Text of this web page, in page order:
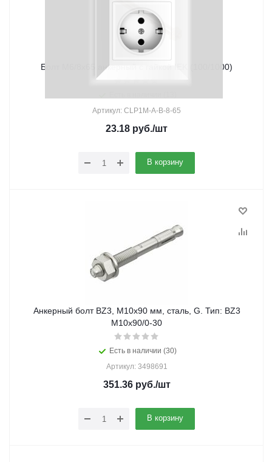
Болт М6/8х65 анкерный с гайкой IEK (100/1000)
Артикул: CLP1M-A-B-8-65
23.18 руб./шт
В корзину
Анкерный болт BZ3, M10x90 мм, сталь, G. Тип: BZ3
M10x90/0-30
Есть в наличии (30)
Артикул: 3498691
351.36руб./шт
В корзину